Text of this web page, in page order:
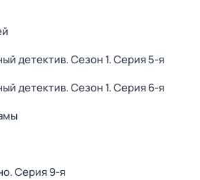
детектив. Сезон 1. Серия 5-я
детектив. Сезон 1. Серия 6-я
. Серия 9-я